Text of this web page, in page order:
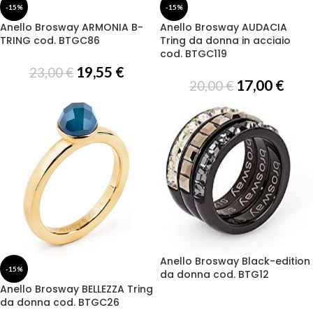
-15%
Anello Brosway ARMONIA B-
TRING cod. BTGC86
23,00€ 19,55 €
-15%
Anello Brosway AUDACIA
Tring da donna in acciaio
cod. BTGC119
20,00€ 17,00 €
-15%
Anello Brosway BELLEZZA Tring
da donna cod. BTGC26
Anello Brosway Black-edition
da donna cod. BTG12